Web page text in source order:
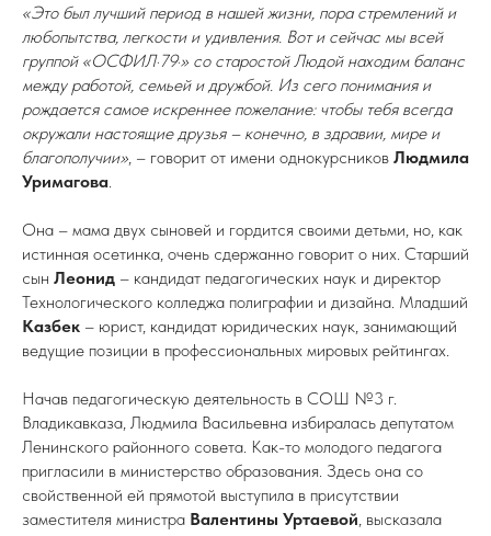
«Это был лучший период в нашей жизни, пора стремлений и
любопытства, легкости и удивления. Вот и сейчас мы всей
группой «ОСФИЛ·79·» со старостой Людой находим баланс
между работой, семьей и дружбой. Из сего понимания и
рождается самое искреннее пожелание: чтобы тебя всегда
окружали настоящие друзья – конечно, в здравии, мире и
благополучии», – говорит от имени однокурсников Людмила
Уримагова.
Она – мама двух сыновей и гордится своими детьми, но, как
истинная осетинка, очень сдержанно говорит о них. Старший
сын Леонид – кандидат педагогических наук и директор
Технологического колледжа полиграфии и дизайна. Младший
Казбек – юрист, кандидат юридических наук, занимающий
ведущие позиции в профессиональных мировых рейтингах.
Начав педагогическую деятельность в СОШ №3 г.
Владикавказа, Людмила Васильевна избиралась депутатом
Ленинского районного совета. Как-то молодого педагога
пригласили в министерство образования. Здесь она со
свойственной ей прямотой выступила в присутствии
заместителя министра Валентины Уртаевой, высказала